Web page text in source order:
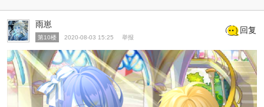
雨崽
第10楼 2020-08-03 15:25 举报
回复